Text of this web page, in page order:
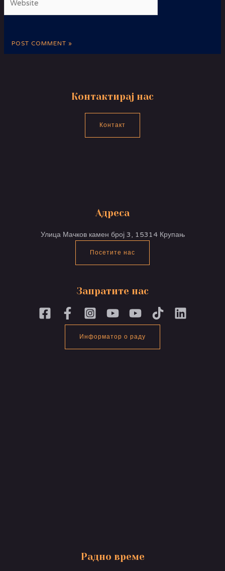
Контактирај нас
Контакт
Адреса
Улица Мачков камен број 3, 15314 Крупањ
Посетите нас
Запратите нас
Информатор о раду
Радно време